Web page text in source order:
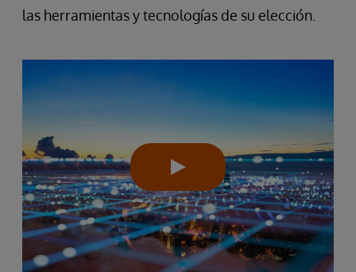
las herramientas y tecnologías de su elección.